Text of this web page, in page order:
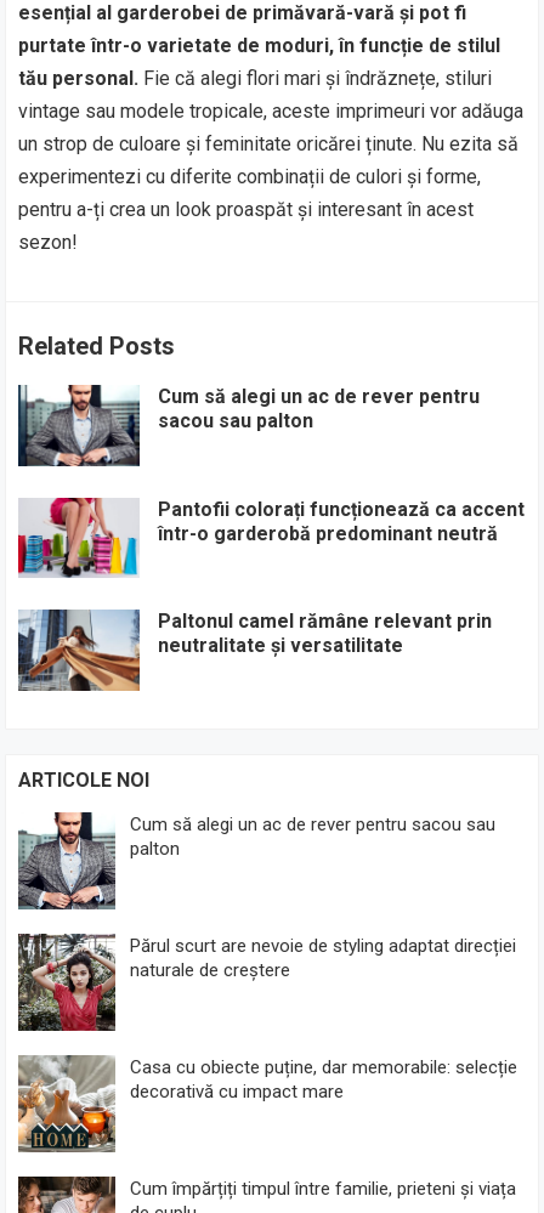
esențial al garderobei de primăvară-vară și pot fi
purtate într-o varietate de moduri, în funcție de stilul
tău personal. Fie că alegi flori mari și îndrăznețe, stiluri
vintage sau modele tropicale, aceste imprimeuri vor adăuga
un strop de culoare și feminitate oricărei ținute. Nu ezita să
experimentezi cu diferite combinații de culori și forme,
pentru a-ți crea un look proaspăt și interesant în acest
sezon!
Related Posts
Cum să alegi un ac de rever pentru
sacou sau palton
Pantofii colorați funcționează ca accent
într-o garderobă predominant neutră
Paltonul camel rămâne relevant prin
neutralitate și versatilitate
ARTICOLE NOI
Cum să alegi un ac de rever pentru sacou sau
palton
Părul scurt are nevoie de styling adaptat direcției
naturale de creștere
Casa cu obiecte puține, dar memorabile: selecție
decorativă cu impact mare
Cum împărțiți timpul între familie, prieteni și viața